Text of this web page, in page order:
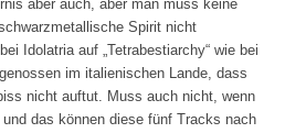
aber auch, aber man muss keine
Spirit nicht
Idolatria auf „Tetrabestiarchy“ wie bei
im italienischen Lande, dass
nicht auftut. Muss auch nicht, wenn
das können diese fünf Tracks nach